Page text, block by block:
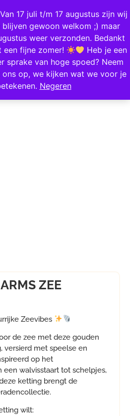
Van 17 juli t/m 17 augustus zijn wij
gewoon welkom ;) maar
weer verzonden. Bedankt
fijne zomer!
Heb je een
sprake van hoge spoed? Neem
op, we kijken wat we voor je
Negeren
0
/Kettingen/ Ketting Charms Zee
ZEE
Zeevibes
de zee met deze gouden
versierd met speelse en
op het
een walvisstaart tot schelpjes,
ketting brengt de
wilt: